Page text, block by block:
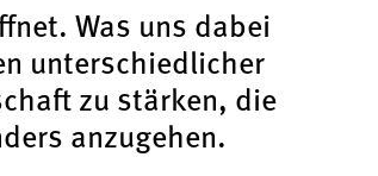
Was uns dabei
unterschiedlicher
zu stärken, die
anzugehen.